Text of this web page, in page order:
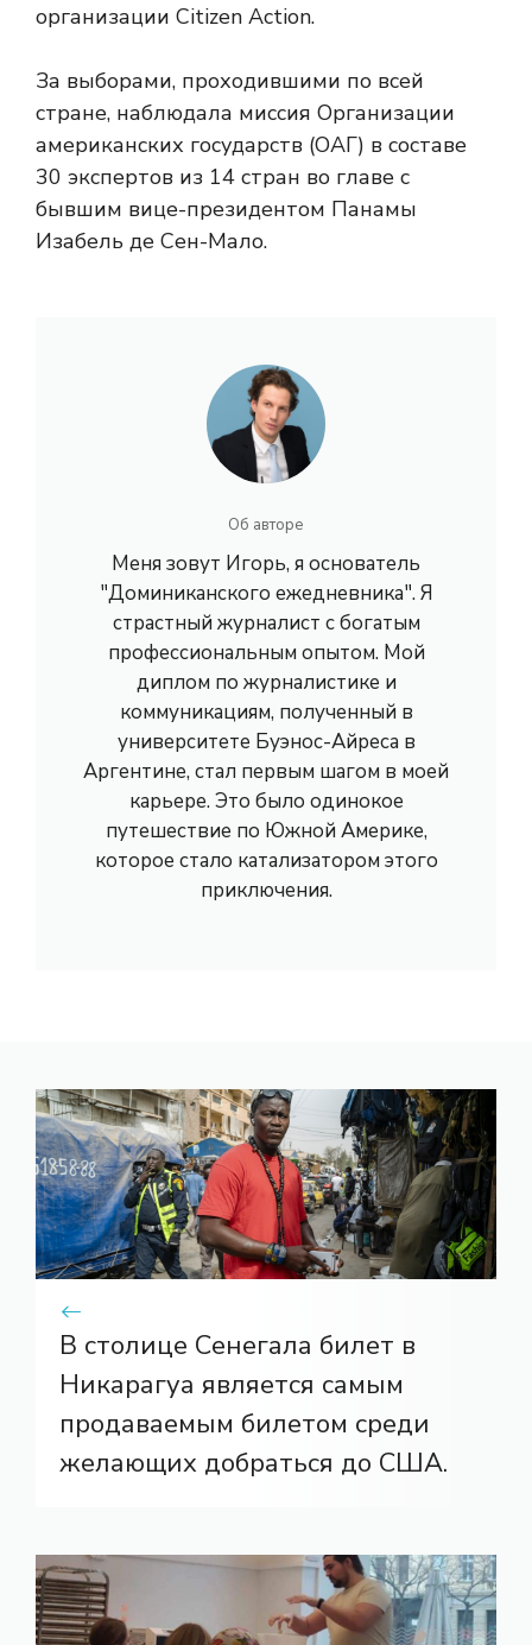
организации Citizen Action.
За выборами, проходившими по всей
стране, наблюдала миссия Организации
американских государств (ОАГ) в составе
30 экспертов из 14 стран во главе с
бывшим вице-президентом Панамы
Изабель де Сен-Мало.
Об авторе
Меня зовут Игорь, я основатель
"Доминиканского ежедневника". Я
страстный журналист с богатым
профессиональным опытом. Мой
диплом по журналистике и
коммуникациям, полученный в
университете Буэнос-Айреса в
Аргентине, стал первым шагом в моей
карьере. Это было одинокое
путешествие по Южной Америке,
которое стало катализатором этого
приключения.
В столице Сенегала билет в
Никарагуа является самым
продаваемым билетом среди
желающих добраться до США.